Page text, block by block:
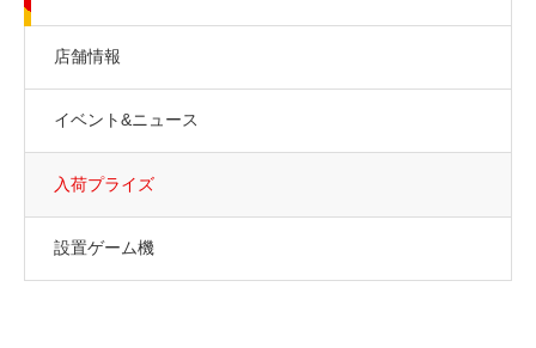
店舗情報
イベント&ニュース
入荷プライズ
設置ゲーム機